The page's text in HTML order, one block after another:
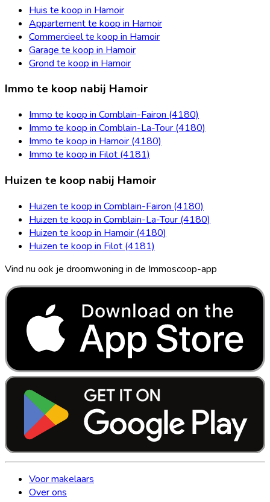
Huis te koop in Hamoir
Appartement te koop in Hamoir
Commercieel te koop in Hamoir
Garage te koop in Hamoir
Grond te koop in Hamoir
Immo te koop nabij Hamoir
Immo te koop in Comblain-Fairon (4180)
Immo te koop in Comblain-La-Tour (4180)
Immo te koop in Hamoir (4180)
Immo te koop in Filot (4181)
Huizen te koop nabij Hamoir
Huizen te koop in Comblain-Fairon (4180)
Huizen te koop in Comblain-La-Tour (4180)
Huizen te koop in Hamoir (4180)
Huizen te koop in Filot (4181)
Vind nu ook je droomwoning in de Immoscoop-app
Voor makelaars
Over ons